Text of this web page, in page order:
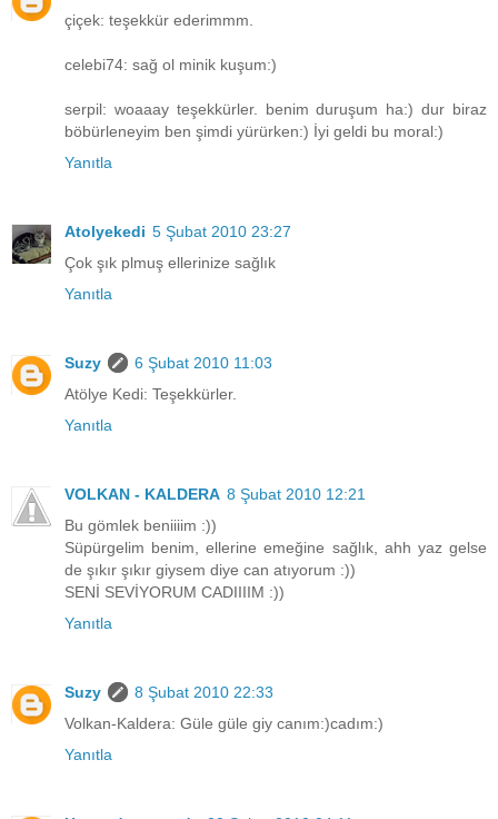
çiçek: teşekkür ederimmm.
celebi74: sağ ol minik kuşum:)
serpil: woaaay teşekkürler. benim duruşum ha:) dur biraz
böbürleneyim ben şimdi yürürken:) İyi geldi bu moral:)
Yanıtla
Atolyekedi 5 Şubat 2010 23:27
Çok şık plmuş ellerinize sağlık
Yanıtla
Suzy
6 Şubat 2010 11:03
Atölye Kedi: Teşekkürler.
Yanıtla
VOLKAN - KALDERA 8 Şubat 2010 12:21
Bu gömlek beniiiim :))
Süpürgelim benim, ellerine emeğine sağlık, ahh yaz gelse
de şıkır şıkır giysem diye can atıyorum :))
SENİ SEVİYORUM CADIIIIM :))
Yanıtla
Suzy
8 Şubat 2010 22:33
Volkan-Kaldera: Güle güle giy canım:)cadım:)
Yanıtla